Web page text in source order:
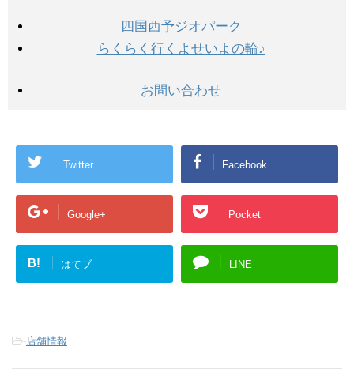
四国西予ジオパーク
らくらく行くよせいよの輪♪
お問い合わせ
Twitter Facebook
Google+ Pocket
B! はてブ LINE
-店舗情報